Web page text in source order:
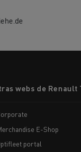
webs de Renault
E-Shop
portal